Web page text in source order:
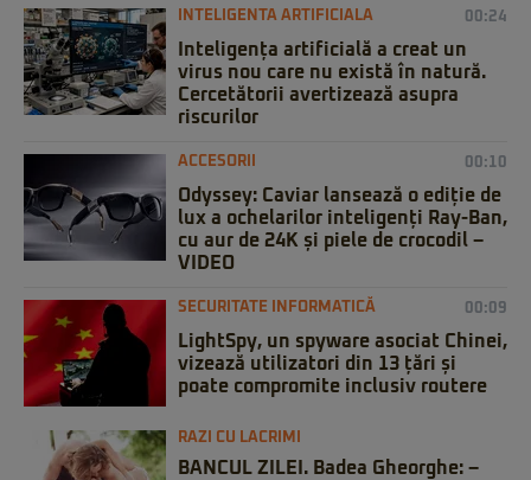
INTELIGENTA ARTIFICIALA 00:24
Inteligența artificială a creat un
virus nou care nu există în natură.
Cercetătorii avertizează asupra
riscurilor
ACCESORII 00:10
Odyssey: Caviar lansează o ediție de
lux a ochelarilor inteligenți Ray-Ban,
cu aur de 24K și piele de crocodil –
VIDEO
SECURITATE INFORMATICĂ 00:09
LightSpy, un spyware asociat Chinei,
vizează utilizatori din 13 țări și
poate compromite inclusiv routere
RAZI CU LACRIMI
BANCUL ZILEI. Badea Gheorghe: –